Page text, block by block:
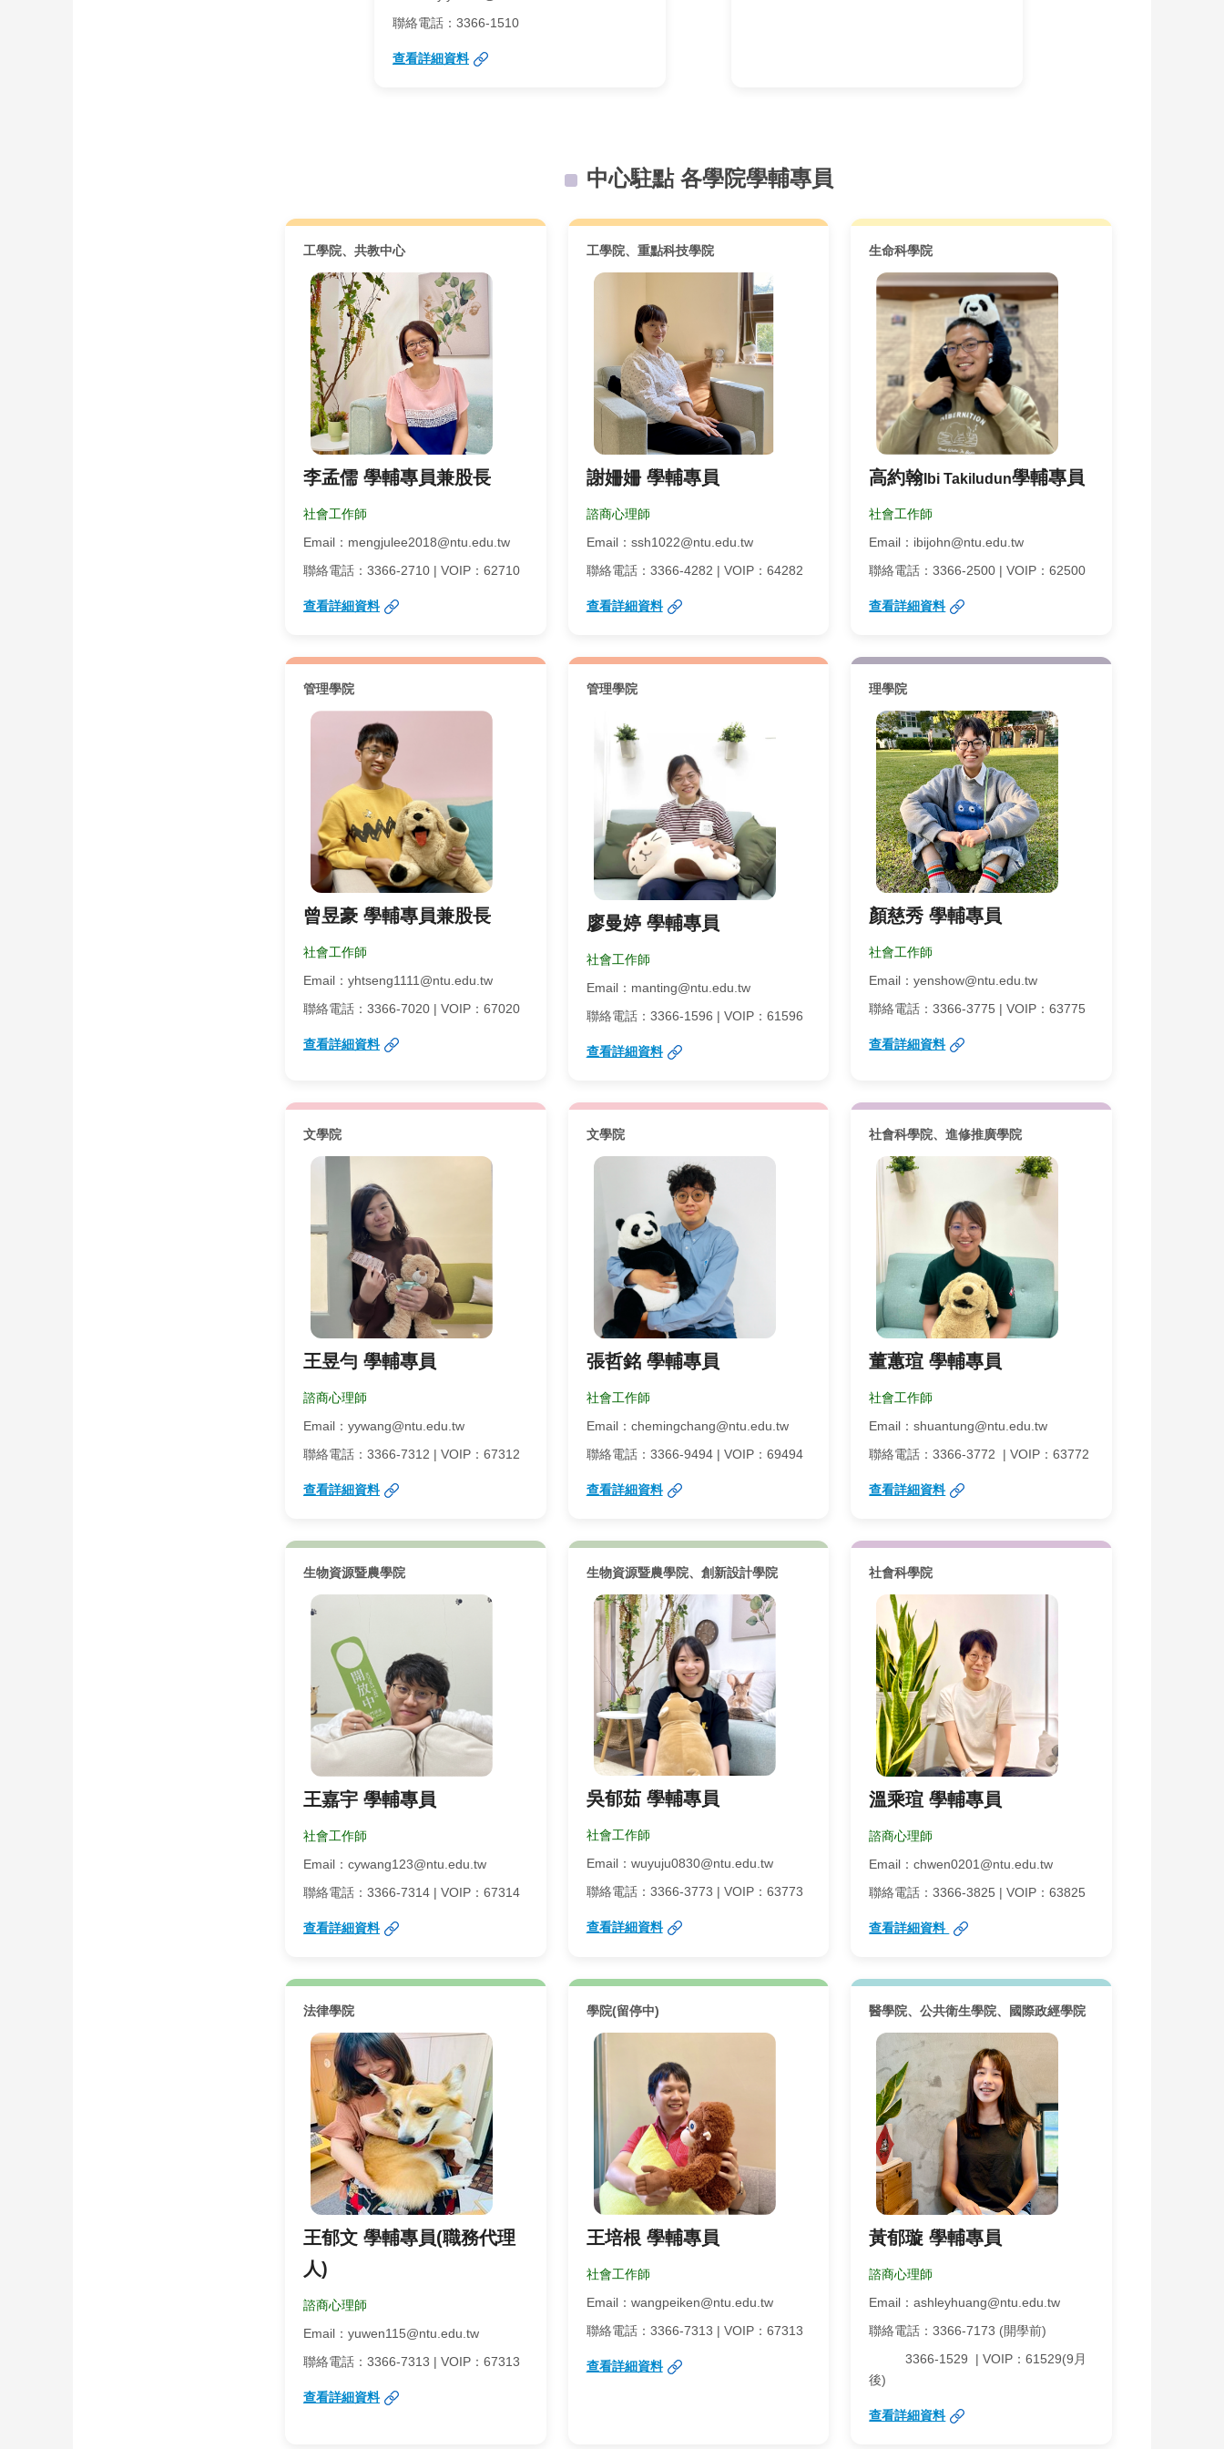
聯絡電話：3366-1510
查看詳細資料
中心駐點 各學院學輔專員
工學院、共教中心
李孟儒 學輔專員兼股長
社會工作師
Email：mengjulee2018@ntu.edu.tw
聯絡電話：3366-2710 | VOIP：62710
查看詳細資料
工學院、重點科技學院
謝姍姍 學輔專員
諮商心理師
Email：ssh1022@ntu.edu.tw
聯絡電話：3366-4282 | VOIP：64282
查看詳細資料
生命科學院
高約翰Ibi Takiludun學輔專員
社會工作師
Email：ibijohn@ntu.edu.tw
聯絡電話：3366-2500 | VOIP：62500
查看詳細資料
管理學院
曾昱豪 學輔專員兼股長
社會工作師
Email：yhtseng1111@ntu.edu.tw
聯絡電話：3366-7020 | VOIP：67020
查看詳細資料
管理學院
廖曼婷 學輔專員
社會工作師
Email：manting@ntu.edu.tw
聯絡電話：3366-1596 | VOIP：61596
查看詳細資料
理學院
顏慈秀 學輔專員
社會工作師
Email：yenshow@ntu.edu.tw
聯絡電話：3366-3775 | VOIP：63775
查看詳細資料
文學院
王昱勻 學輔專員
諮商心理師
Email：yywang@ntu.edu.tw
聯絡電話：3366-7312 | VOIP：67312
查看詳細資料
文學院
張哲銘 學輔專員
社會工作師
Email：chemingchang@ntu.edu.tw
聯絡電話：3366-9494 | VOIP：69494
查看詳細資料
社會科學院、進修推廣學院
董蕙瑄 學輔專員
社會工作師
Email：shuantung@ntu.edu.tw
聯絡電話：3366-3772 | VOIP：63772
查看詳細資料
生物資源暨農學院
王嘉宇 學輔專員
社會工作師
Email：cywang123@ntu.edu.tw
聯絡電話：3366-7314 | VOIP：67314
查看詳細資料
生物資源暨農學院、創新設計學院
吳郁茹 學輔專員
社會工作師
Email：wuyuju0830@ntu.edu.tw
聯絡電話：3366-3773 | VOIP：63773
查看詳細資料
社會科學院
溫乘瑄 學輔專員
諮商心理師
Email：chwen0201@ntu.edu.tw
聯絡電話：3366-3825 | VOIP：63825
查看詳細資料
法律學院
王郁文 學輔專員(職務代理
人)
諮商心理師
Email：yuwen115@ntu.edu.tw
聯絡電話：3366-7313 | VOIP：67313
查看詳細資料
學院(留停中)
王培根 學輔專員
社會工作師
Email：wangpeiken@ntu.edu.tw
聯絡電話：3366-7313 | VOIP：67313
查看詳細資料
醫學院、公共衛生學院、國際政經學院
黃郁璇 學輔專員
諮商心理師
Email：ashleyhuang@ntu.edu.tw
聯絡電話：3366-7173 (開學前)
3366-1529 | VOIP：61529(9月
後)
查看詳細資料